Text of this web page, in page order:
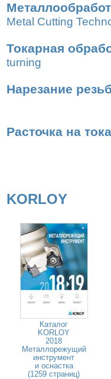
Metal Cutting
Токарная
turning
Нарезание
Расточка на
KORLOY
Каталог
KORLOY
2018
Металлорежущий
инструмент
и оснастка
(1259 страниц)